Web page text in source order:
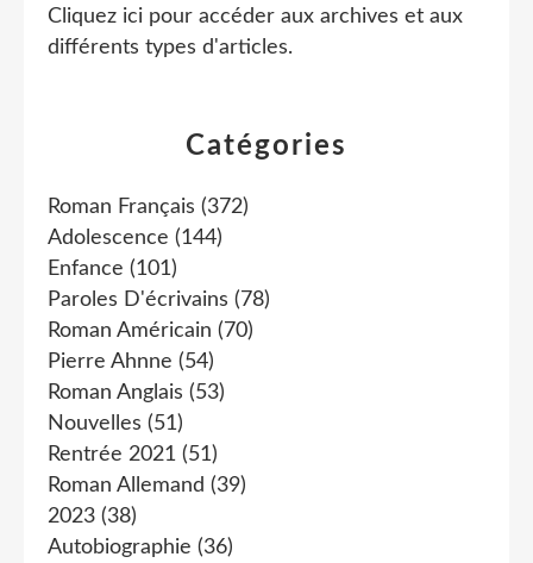
Catégories
Roman Français (372)
Adolescence (144)
Enfance (101)
Paroles D'écrivains (78)
Roman Américain (70)
Pierre Ahnne (54)
Roman Anglais (53)
Nouvelles (51)
Rentrée 2021 (51)
Roman Allemand (39)
2023 (38)
Autobiographie (36)
Cliquez ici pour accéder aux archives et aux
différents types d'articles.